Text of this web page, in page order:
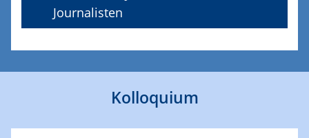
Journalisten
Kolloquium